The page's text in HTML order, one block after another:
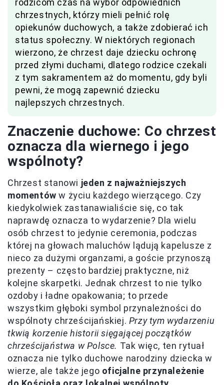
rodzicom czas na wybór odpowiednich
chrzestnych, którzy mieli pełnić rolę
opiekunów duchowych, a także zdobierać ich
status społeczny. W niektórych regionach
wierzono, że chrzest daje dziecku ochronę
przed złymi duchami, dlatego rodzice czekali
z tym sakramentem aż do momentu, gdy byli
pewni, że mogą zapewnić dziecku
najlepszych chrzestnych.
Znaczenie duchowe: Co chrzest
oznacza dla wiernego i jego
wspólnoty?
Chrzest stanowi jeden z najważniejszych
momentów w życiu każdego wierzącego. Czy
kiedykolwiek zastanawialiście się, co tak
naprawdę oznacza to wydarzenie? Dla wielu
osób chrzest to jedynie ceremonia, podczas
której na głowach maluchów lądują kapelusze z
nieco za dużymi organzami, a goście przynoszą
prezenty – często bardziej praktyczne, niż
kolejne skarpetki. Jednak chrzest to nie tylko
ozdoby i ładne opakowania; to przede
wszystkim głęboki symbol przynależności do
wspólnoty chrześcijańskiej. Przy tym wydarzeniu
tkwią korzenie historii sięgającej początków
chrześcijaństwa w Polsce. Tak więc, ten rytuał
oznacza nie tylko duchowe narodziny dziecka w
wierze, ale także jego oficjalne przynależenie